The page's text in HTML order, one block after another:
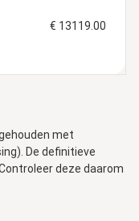
€ 13119.00
met
De definitieve
deze daarom